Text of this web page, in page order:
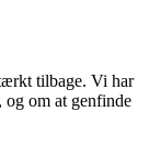
tilbage. Vi har
og om at genfinde